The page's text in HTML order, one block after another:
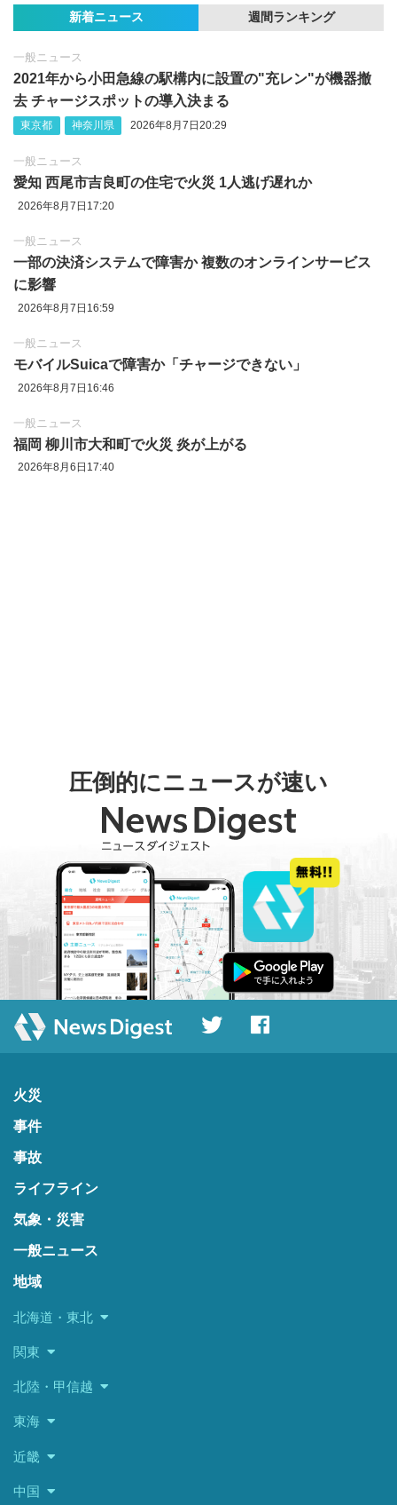
新着ニュース 週間ランキング
一般ニュース
2021年から小田急線の駅構内に設置の"充レン"が機器撤
去 チャージスポットの導入決まる
東京都 神奈川県 2026年8月7日20:29
一般ニュース
愛知 西尾市吉良町の住宅で火災 1人逃げ遅れか
2026年8月7日17:20
一般ニュース
一部の決済システムで障害か 複数のオンラインサービス
に影響
2026年8月7日16:59
一般ニュース
モバイルSuicaで障害か「チャージできない」
2026年8月7日16:46
一般ニュース
福岡 柳川市大和町で火災 炎が上がる
2026年8月6日17:40
圧倒的にニュースが速い
火災
事件
事故
ライフライン
気象・災害
一般ニュース
地域
北海道・東北
関東
北陸・甲信越
東海
近畿
中国